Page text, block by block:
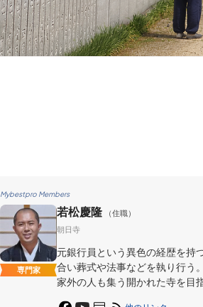
Mybestpro Members
専門家
若松慶隆
（住職）
朝日寺
元銀行員という異色の経歴を持
合い葬式や法事などを執り行う
家外の人も集う開かれた寺を目指